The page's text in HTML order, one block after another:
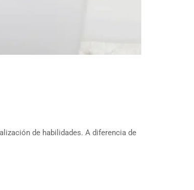
de habilidades. A diferencia de